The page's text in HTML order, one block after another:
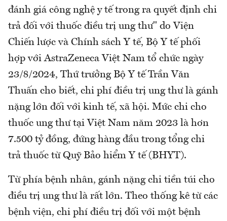
đánh giá công nghệ y tế trong ra quyết định chi
trả đối với thuốc điều trị ung thư" do Viện
Chiến lược và Chính sách Y tế, Bộ Y tế phối
hợp với AstraZeneca Việt Nam tổ chức ngày
23/8/2024, Thứ trưởng Bộ Y tế Trần Văn
Thuấn cho biết, chi phí điều trị ung thư là gánh
nặng lớn đối với kinh tế, xã hội. Mức chi cho
thuốc ung thư tại Việt Nam năm 2023 là hơn
7.500 tỷ đồng, đứng hàng đầu trong tổng chi
trả thuốc từ Quỹ Bảo hiểm Y tế (BHYT).
Từ phía bệnh nhân, gánh nặng chi tiền túi cho
điều trị ung thư là rất lớn. Theo thống kê từ các
bệnh viện, chi phí điều trị đối với một bệnh